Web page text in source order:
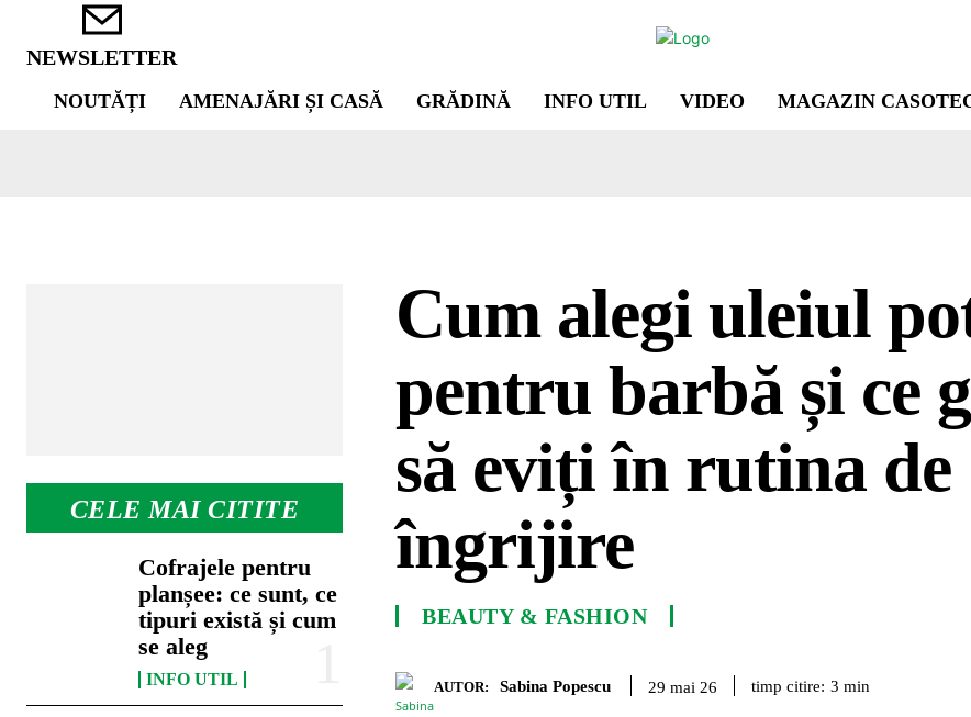
NEWSLETTER
NOUTĂȚI AMENAJĂRI ȘI CASĂ GRĂDINĂ INFO UTIL VIDEO MAGAZIN
CELE MAI CITITE
Cofrajele pentru
planșee: ce sunt, ce
tipuri există și cum
se aleg
INFO UTIL
Cum alegi uleiul
pentru barbă și ce
să eviți în rutina de
îngrijire
BEAUTY & FASHION
AUTOR: Sabina Popescu 29 mai 26 timp citire: 3 min